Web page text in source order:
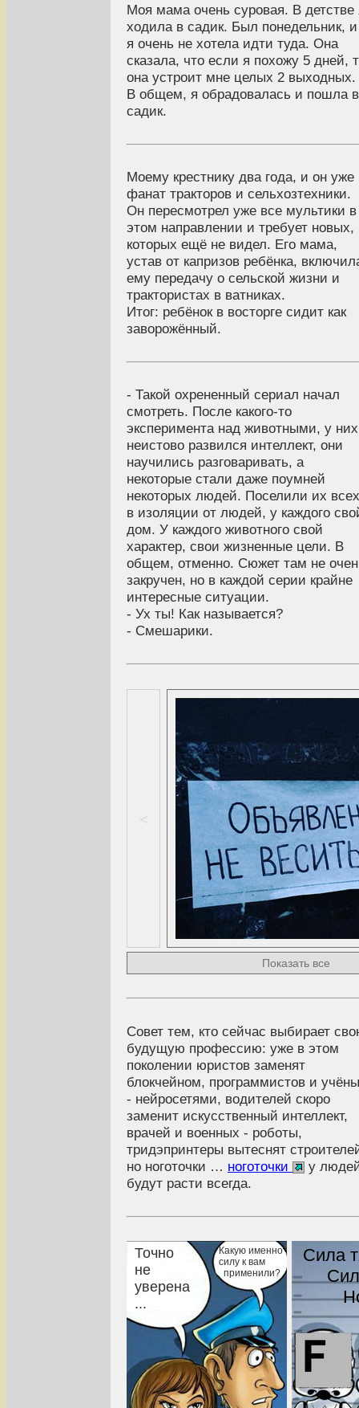
Моя мама очень суровая. В детстве
ходила в садик. Был понедельник, и
я очень не хотела идти туда. Она
сказала, что если я похожу 5 дней,
она устроит мне целых 2 выходных.
В общем, я обрадовалась и пошла в
садик.
Моему крестнику два года, и он уже
фанат тракторов и сельхозтехники.
Он пересмотрел уже все мультики в
этом направлении и требует новых,
которых ещё не видел. Его мама,
устав от капризов ребёнка,
ему передачу о сельской жизни и
трактористах в ватниках.
Итог: ребёнок в восторге сидит как
заворожённый.
- Такой охрененный сериал начал
смотреть. После какого-то
эксперимента над животными, у них
неистово развился интеллект, они
научились разговаривать, а
некоторые стали даже поумней
некоторых людей. Поселили их всех
в изоляции от людей, у каждого
дом. У каждого животного свой
характер, свои жизненные цели. В
общем, отменно. Сюжет там не
закручен, но в каждой серии крайне
интересные ситуации.
- Ух ты! Как называется?
- Смешарики.
<
Показать все
Совет тем, кто сейчас выбирает
будущую профессию: уже в этом
поколении юристов заменят
блокчейном, программистов и
- нейросетями, водителей скоро
заменит искусственный интеллект,
врачей и военных - роботы,
тридэпринтеры вытеснят
но ноготочки … ноготочки
у
будут расти всегда.
Точно
не
уверена
...
Какую именно
силу к вам
применили?
Сила